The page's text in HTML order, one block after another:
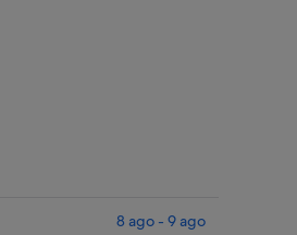
8 ago - 9 ago